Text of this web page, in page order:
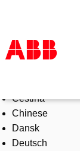
Products &
Industries
Services
About us
Čeština
Chinese
Dansk
Deutsch